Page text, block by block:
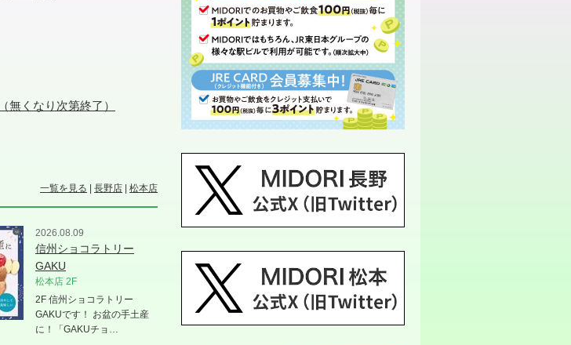
くなり次第終了）
一覧を見る 長野店 松本店
2026.08.09
信州ショコラトリー
GAKU
松本店 2F
2F 信州ショコラトリー
GAKUです！ お盆の手土産
に！「GAKUチョ…